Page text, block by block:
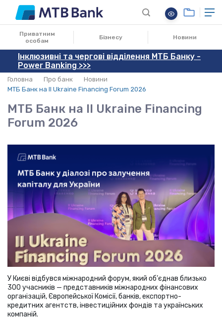
Приватним
особам
Бізнесу Новини
Інклюзивні та чергові відділення МТБ Банку -
Power Banking >>>
Головна Про банк
Новини
МТБ Банк на II Ukraine Financing Forum 2026
МТБ Банк на II Ukraine Financing
Forum 2026
11.06.2026
У Києві відбувся міжнародний форум, який об’єднав близько
300 учасників — представників міжнародних фінансових
організацій, Європейської Комісії, банків, експортно-
кредитних агентств, інвестиційних фондів та українських
компаній.